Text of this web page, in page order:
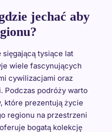
jechać aby
tysiące lat
wiele fascynujących
cywilizacjami oraz
Podczas podróży warto
które prezentują życie
regionu na przestrzeni
bogatą kolekcję